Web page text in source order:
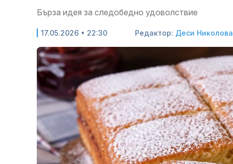
Бърза идея за следобедно удоволствие
17.05.2026 • 22:30 Редактор: Деси Николова